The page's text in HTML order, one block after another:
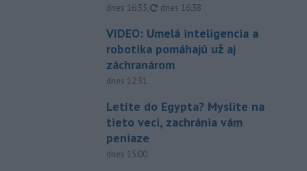
dnes 16:35, aktualizované
dnes 16:38
VIDEO: Umelá inteligencia a
robotika pomáhajú už aj
záchranárom
dnes 12:31
Letíte do Egypta? Myslite na
tieto veci, zachránia vám
peniaze
dnes 15:00